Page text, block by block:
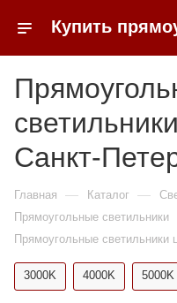
Санкт-
Главная — Каталог —
Прямоугольные светильники
Прямоугольные светильники
3000K 4000K 5000K